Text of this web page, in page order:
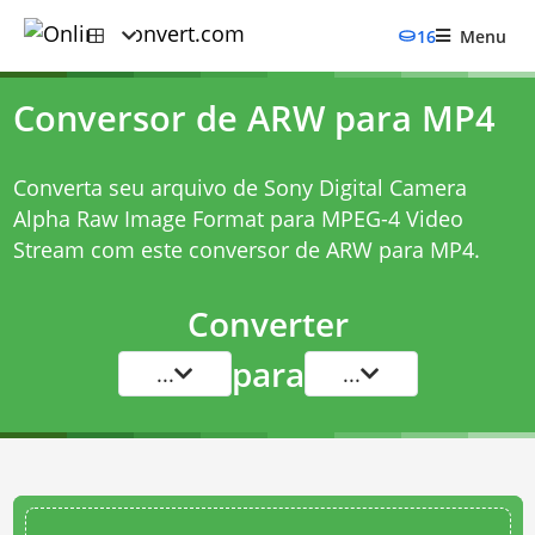
16 Menu
Conversor de ARW para MP4
Converta seu arquivo de Sony Digital Camera
Alpha Raw Image Format para MPEG-4 Video
Stream com este conversor de ARW para MP4.
Converter
... para ...